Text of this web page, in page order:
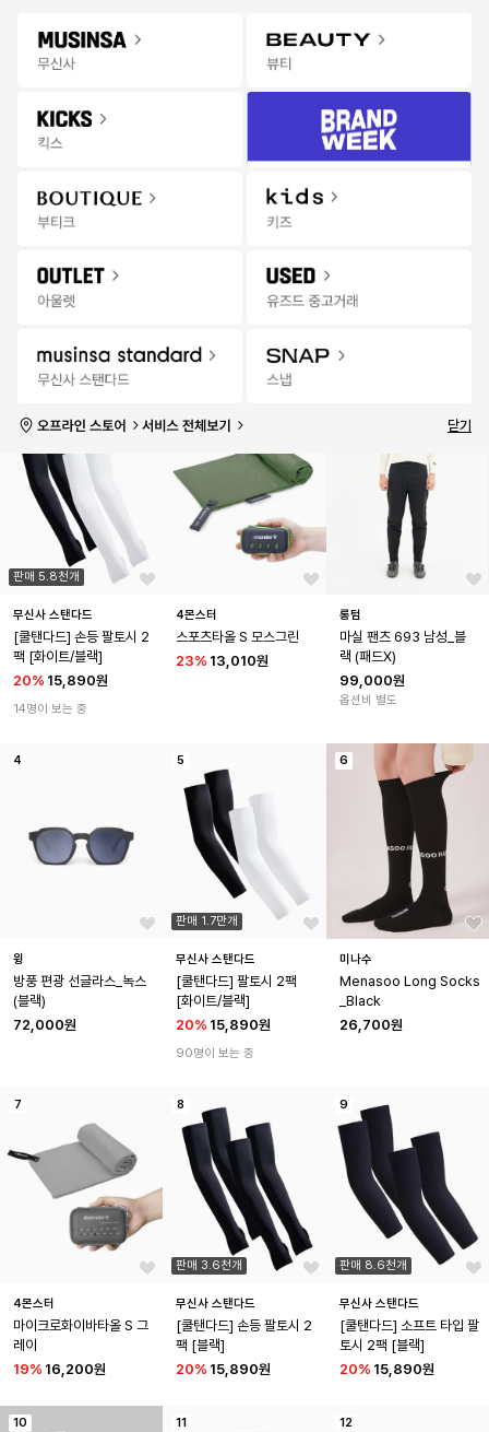
스포츠/레저 상품을 검색해 보세요.
추천 랭킹 세일 발매
요가/필라테스 배드민턴
15분 전 성별 전체 연령
판매 5.8천개
무신사 스탠다드
[쿨탠다드] 손등 팔토시 2
팩 [화이트/블랙]
20% 15,890원
14명이 보는 중
4몬스터
스포츠타올 S 모스그린
23% 13,010원
롱텀
마실 팬츠 693 남성_블
랙 (패드X)
99,000원
옵션비 별도
4
윙
방풍 편광 선글라스_녹스
(블랙)
72,000원
5
판매 1.7만개
무신사 스탠다드
[쿨탠다드] 팔토시 2팩
[화이트/블랙]
20% 15,890원
90명이 보는 중
6
미나수
Menasoo Long Socks
_Black
26,700원
7
4몬스터
마이크로화이바타올 S 그
레이
19% 16,200원
8
판매 3.6천개
무신사 스탠다드
[쿨탠다드] 손등 팔토시 2
팩 [블랙]
20% 15,890원
9
판매 8.6천개
무신사 스탠다드
[쿨탠다드] 소프트 타입 팔
토시 2팩 [블랙]
20% 15,890원
10 11 12
Menu
닫기
무신사 앱 설치하고 다양한 혜택과 코디 팁을 받아보세요!